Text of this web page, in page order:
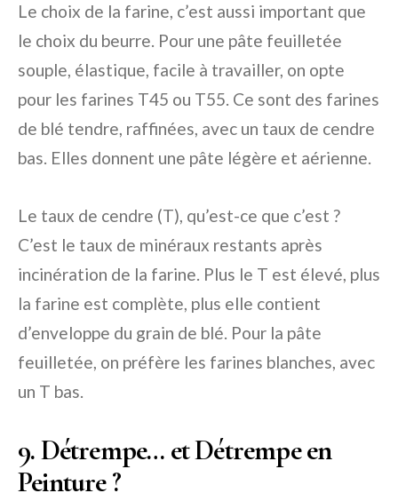
Le choix de la farine, c’est aussi important que
le choix du beurre. Pour une pâte feuilletée
souple, élastique, facile à travailler, on opte
pour les farines T45 ou T55. Ce sont des farines
de blé tendre, raffinées, avec un taux de cendre
bas. Elles donnent une pâte légère et aérienne.
Le taux de cendre (T), qu’est-ce que c’est ?
C’est le taux de minéraux restants après
incinération de la farine. Plus le T est élevé, plus
la farine est complète, plus elle contient
d’enveloppe du grain de blé. Pour la pâte
feuilletée, on préfère les farines blanches, avec
un T bas.
9. Détrempe… et Détrempe en
Peinture ?